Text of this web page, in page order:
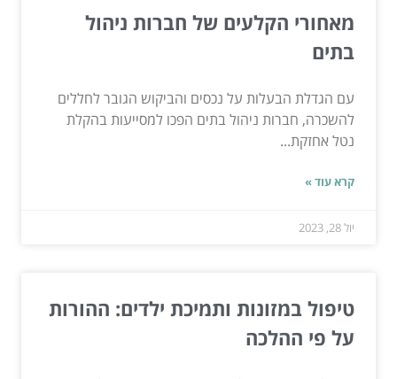
מאחורי הקלעים של חברות ניהול
בתים
עם הגדלת הבעלות על נכסים והביקוש הגובר לחללים
להשכרה, חברות ניהול בתים הפכו למסייעות בהקלת
נטל אחזקת...
קרא עוד »
יול 28, 2023
טיפול במזונות ותמיכת ילדים: ההורות
על פי ההלכה